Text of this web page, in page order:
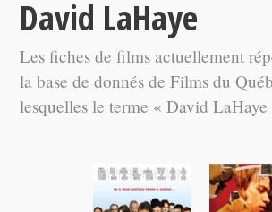
David LaHaye
Les fiches de films actuellement
la base de donnés de Films du
lesquelles le terme « David LaHaye